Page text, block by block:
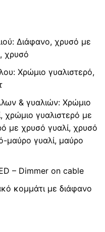
Διάφανο, χρυσό με
χρυσό
Χρώμιο γυαλιστερό,
& γυαλιών: Χρώμιο
χρώμιο γυαλιστερό με
με χρυσό γυαλί, χρυσό
μαύρο γυαλί, μαύρο
– Dimmer on cable
κομμάτι με διάφανο